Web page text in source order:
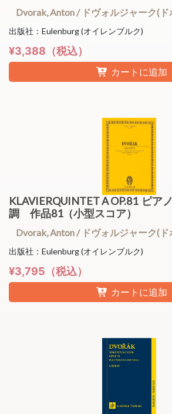
Dvorak, Anton / ドヴォルジャーク(
出版社：Eulenburg (オイレンブルク)
¥3,388（税込）
カートに追加
KLAVIERQUINTET A OP.81 ピ
調 作品81（小型スコア）
Dvorak, Anton / ドヴォルジャーク(
出版社：Eulenburg (オイレンブルク)
¥3,795（税込）
カートに追加